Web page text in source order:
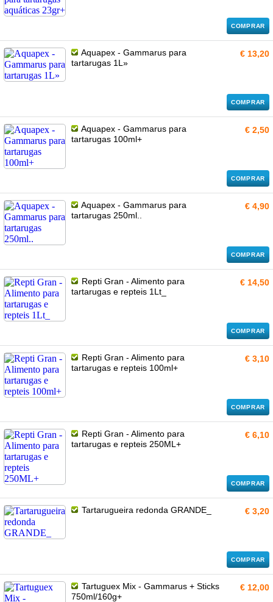
COMPRAR
Aquapex - Gammarus para
tartarugas 1L»
€ 13,20
COMPRAR
Aquapex - Gammarus para
tartarugas 100ml+
€ 2,50
COMPRAR
Aquapex - Gammarus para
tartarugas 250ml..
€ 4,90
COMPRAR
Repti Gran - Alimento para
tartarugas e repteis 1Lt_
€ 14,50
COMPRAR
Repti Gran - Alimento para
tartarugas e repteis 100ml+
€ 3,10
COMPRAR
Repti Gran - Alimento para
tartarugas e repteis 250ML+
€ 6,10
COMPRAR
Tartarugueira redonda GRANDE_ € 3,20
COMPRAR
Tartuguex Mix - Gammarus + Sticks
750ml/160g+
€ 12,00